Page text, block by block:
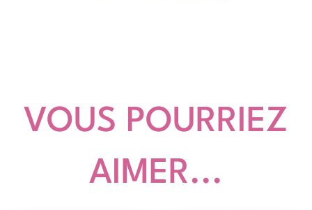
VOUS POURRIEZ
AIMER...